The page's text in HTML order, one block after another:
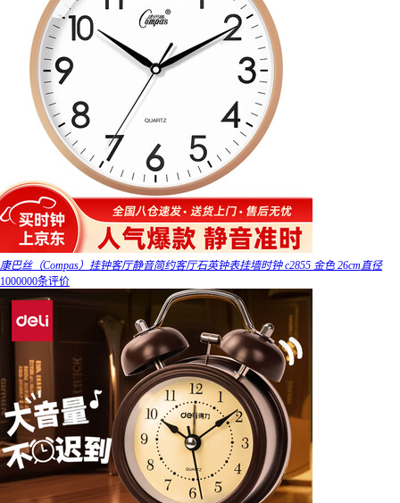
康巴丝（Compas）挂钟客厅静音简约客厅石英钟表挂墙时钟 c2855 金色 26cm直径
1000000条评价